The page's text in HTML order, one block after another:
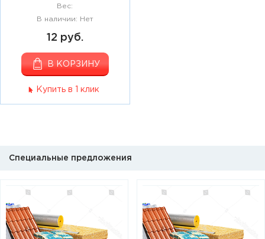
Вес:
В наличии: Нет
12 руб.
В КОРЗИНУ
Купить в 1 клик
Специальные предложения